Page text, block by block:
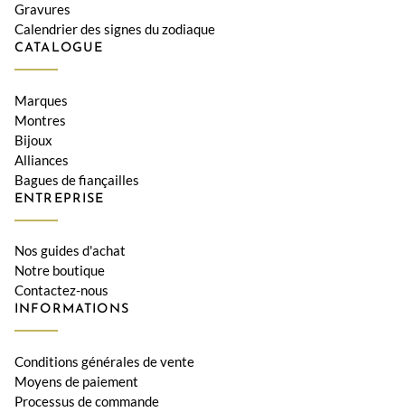
Gravures
Calendrier des signes du zodiaque
CATALOGUE
Marques
Montres
Bijoux
Alliances
Bagues de fiançailles
ENTREPRISE
Nos guides d'achat
Notre boutique
Contactez-nous
INFORMATIONS
Conditions générales de vente
Moyens de paiement
Processus de commande